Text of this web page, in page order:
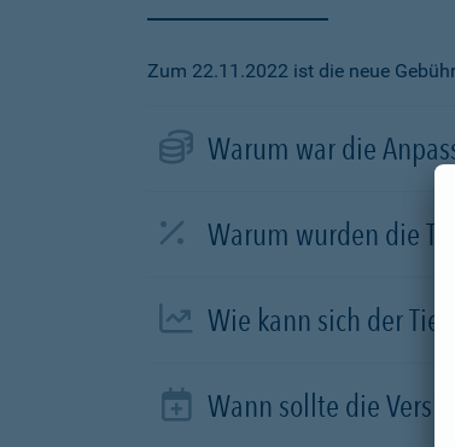
Zum 22.11.2022 ist die neue
Warum war die
Warum wurden die
Wie kann sich der
Wann sollte die